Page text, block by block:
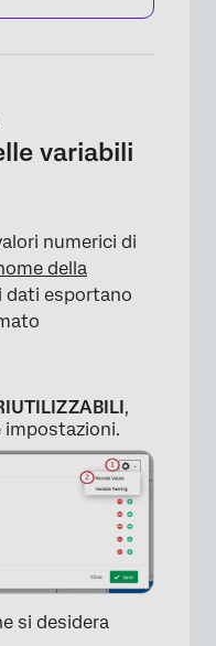
×
variabili
numerici di
della
dati esportano
,
impostazioni.
si desidera